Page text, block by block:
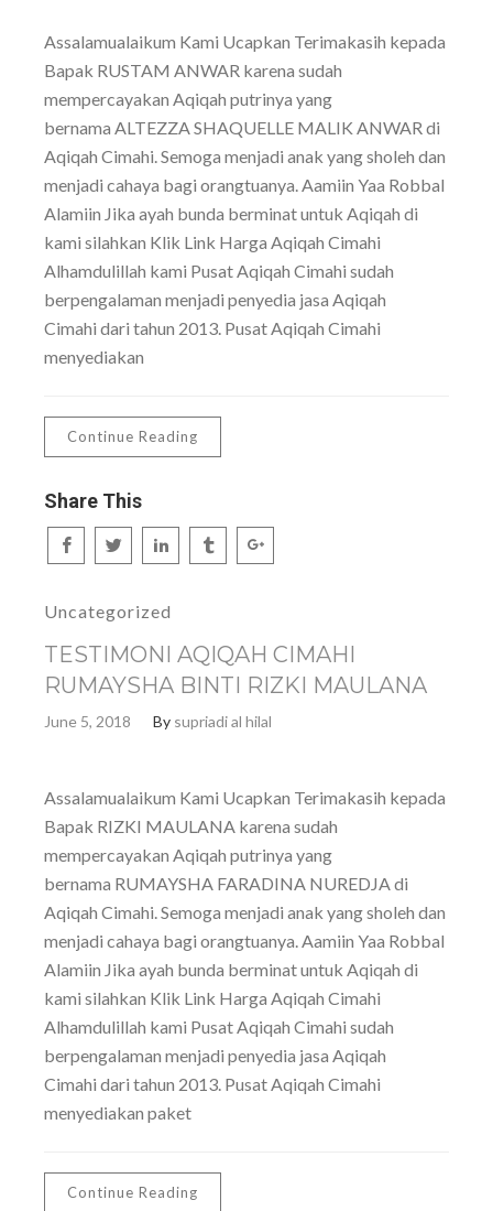
Assalamualaikum Kami Ucapkan Terimakasih kepada
Bapak RUSTAM ANWAR karena sudah
mempercayakan Aqiqah putrinya yang
bernama ALTEZZA SHAQUELLE MALIK ANWAR di
Aqiqah Cimahi. Semoga menjadi anak yang sholeh dan
menjadi cahaya bagi orangtuanya. Aamiin Yaa Robbal
Alamiin Jika ayah bunda berminat untuk Aqiqah di
kami silahkan Klik Link Harga Aqiqah Cimahi
Alhamdulillah kami Pusat Aqiqah Cimahi sudah
berpengalaman menjadi penyedia jasa Aqiqah
Cimahi dari tahun 2013. Pusat Aqiqah Cimahi
menyediakan
Continue Reading
Share This
Uncategorized
TESTIMONI AQIQAH CIMAHI
RUMAYSHA BINTI RIZKI MAULANA
June 5, 2018 By supriadi al hilal
Assalamualaikum Kami Ucapkan Terimakasih kepada
Bapak RIZKI MAULANA karena sudah
mempercayakan Aqiqah putrinya yang
bernama RUMAYSHA FARADINA NUREDJA di
Aqiqah Cimahi. Semoga menjadi anak yang sholeh dan
menjadi cahaya bagi orangtuanya. Aamiin Yaa Robbal
Alamiin Jika ayah bunda berminat untuk Aqiqah di
kami silahkan Klik Link Harga Aqiqah Cimahi
Alhamdulillah kami Pusat Aqiqah Cimahi sudah
berpengalaman menjadi penyedia jasa Aqiqah
Cimahi dari tahun 2013. Pusat Aqiqah Cimahi
menyediakan paket
Continue Reading